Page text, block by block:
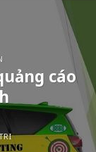
cáo